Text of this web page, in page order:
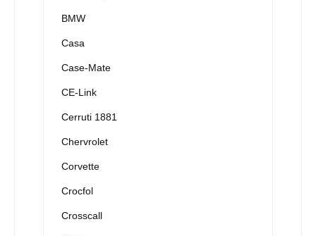
BMW
Casa
Case-Mate
CE-Link
Cerruti 1881
Chervrolet
Corvette
Crocfol
Crosscall